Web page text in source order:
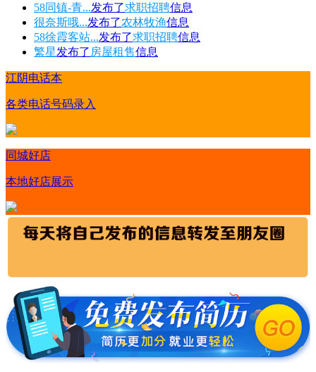
58同镇-青...发布了求职招聘信息
很奈斯哦...发布了农林牧渔信息
58徐霞客站...发布了求职招聘信息
繁星发布了 房屋租售信息
江阴电话本
各类电话号码录入
同城好店
本地好店展示